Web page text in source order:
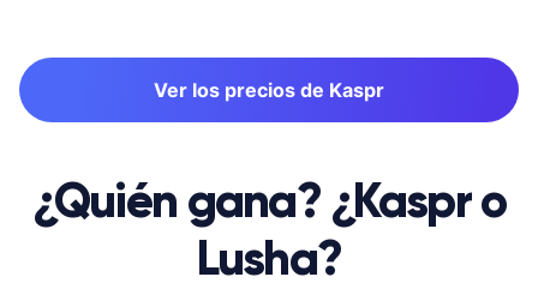
Ver los precios de Kaspr
¿Quién gana? ¿Kaspr o
Lusha?